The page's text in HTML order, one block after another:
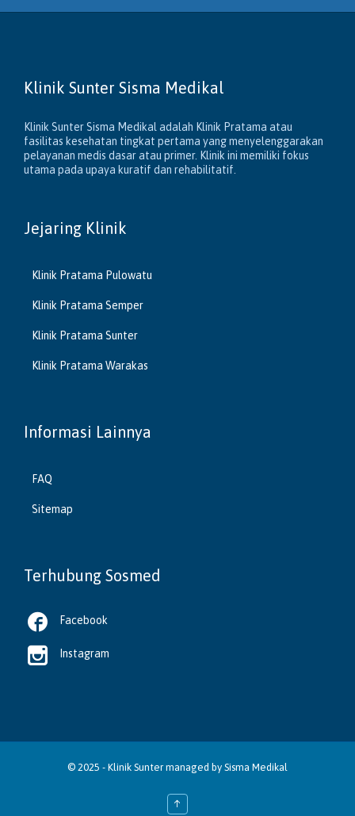
Klinik Sunter Sisma Medikal
Klinik Sunter Sisma Medikal adalah Klinik Pratama atau
fasilitas kesehatan tingkat pertama yang menyelenggarakan
pelayanan medis dasar atau primer. Klinik ini memiliki fokus
utama pada upaya kuratif dan rehabilitatif.
Jejaring Klinik
Klinik Pratama Pulowatu
Klinik Pratama Semper
Klinik Pratama Sunter
Klinik Pratama Warakas
Informasi Lainnya
FAQ
Sitemap
Terhubung Sosmed
 Facebook
 Instagram
© 2025 - Klinik Suntermanaged by Sisma Medikal
↑